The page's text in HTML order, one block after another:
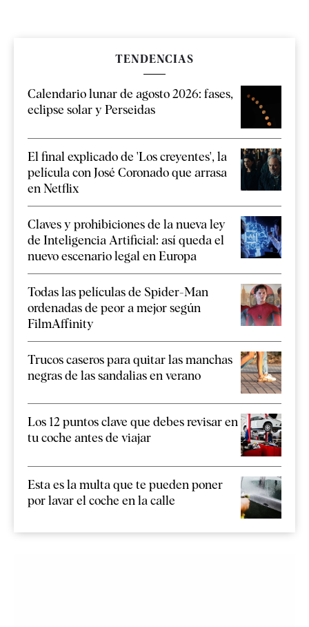
TENDENCIAS
Calendario lunar de agosto 2026: fases,
eclipse solar y Perseidas
El final explicado de 'Los creyentes', la
película con José Coronado que arrasa
en Netflix
Claves y prohibiciones de la nueva ley
de Inteligencia Artificial: así queda el
nuevo escenario legal en Europa
Todas las películas de Spider-Man
ordenadas de peor a mejor según
FilmAffinity
Trucos caseros para quitar las manchas
negras de las sandalias en verano
Los 12 puntos clave que debes revisar en
tu coche antes de viajar
Esta es la multa que te pueden poner
por lavar el coche en la calle